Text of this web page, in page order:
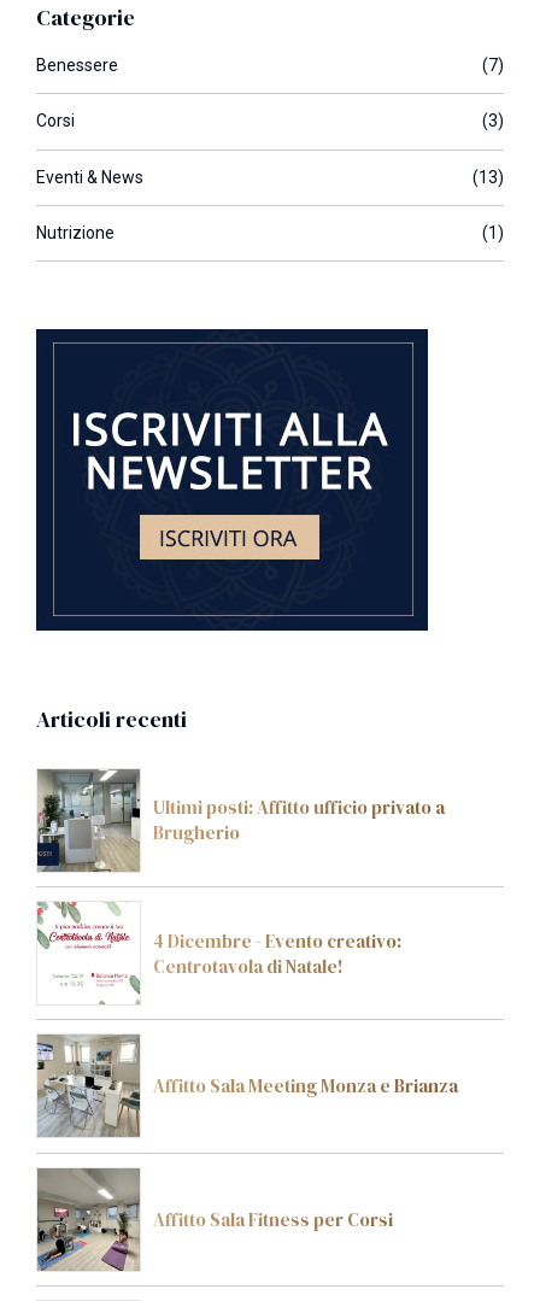
Categorie
Benessere (7)
Corsi (3)
Eventi & News (13)
Nutrizione (1)
Articoli recenti
Ultimi posti: Affitto ufficio privato a
Brugherio
4 Dicembre - Evento creativo:
Centrotavola di Natale!
Affitto Sala Meeting Monza e Brianza
Affitto Sala Fitness per Corsi